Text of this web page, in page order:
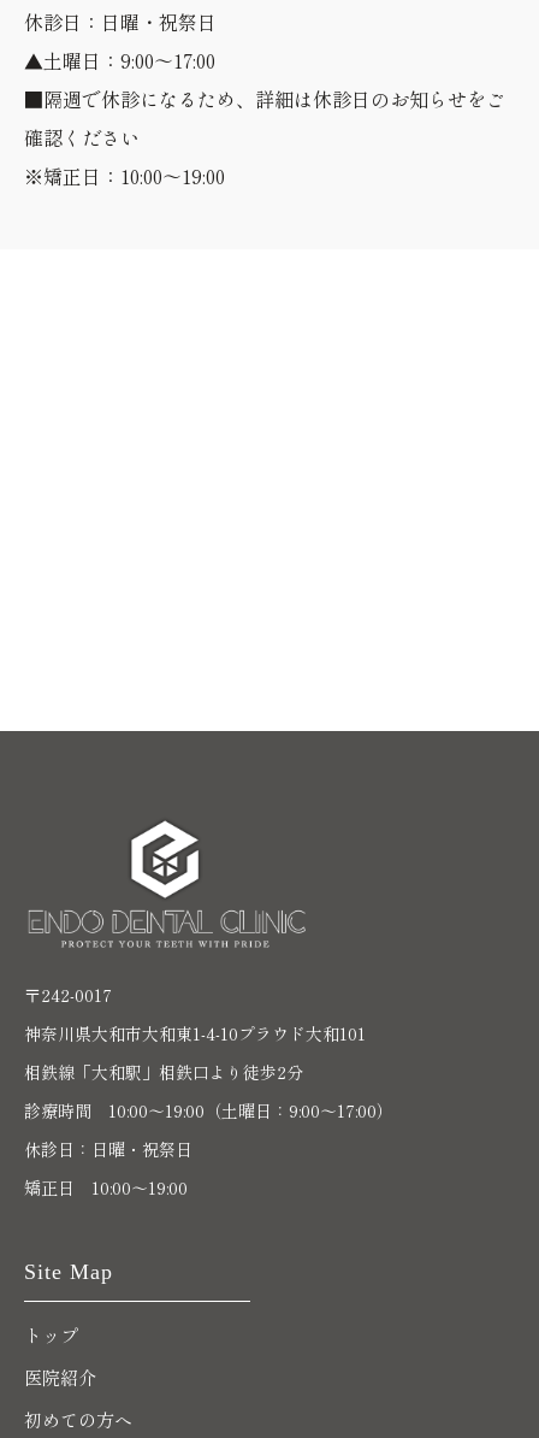
休診日：日曜・祝祭日
▲土曜日：9:00～17:00
■隔週で休診になるため、詳細は休診日のお知らせをご
確認ください
※矯正日：10:00～19:00
〒242-0017
神奈川県大和市大和東1-4-10プラウド大和101
相鉄線「大和駅」相鉄口より徒歩2分
診療時間 10:00〜19:00（土曜日：9:00～17:00）
休診日：日曜・祝祭日
矯正日 10:00～19:00
Site Map
トップ
医院紹介
初めての方へ